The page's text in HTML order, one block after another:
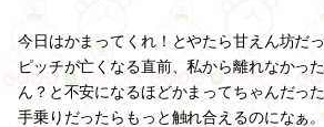
今日はかまってくれ！とやたら甘えん坊だっ
ピッチが亡くなる直前、私から離れなかっ
ん？と不安になるほどかまってちゃんだった
手乗りだったらもっと触れ合えるのになぁ